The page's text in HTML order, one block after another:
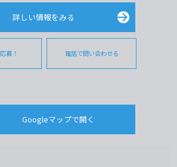
詳しい情報をみる
募！ 電話で問い合わせる
Googleマップで開く